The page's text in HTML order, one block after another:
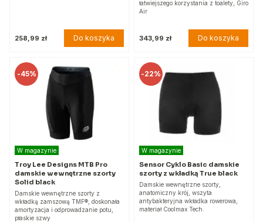
258,99 zł Do koszyka
łatwiejszego korzystania z toalety, Giro
Air
343,99 zł Do koszyka
-45%
W magazynie
Troy Lee Designs MTB Pro
damskie wewnętrzne szorty
Solid black
Damskie wewnętrzne szorty z
wkładką zamszową TMF®, doskonała
amortyzacja i odprowadzanie potu,
płaskie szwy
-22%
W magazynie
Sensor Cyklo Basic damskie
szorty z wkładką True black
Damskie wewnętrzne szorty,
anatomiczny krój, wszyta
antybakteryjna wkładka rowerowa,
materiał Coolmax Tech.